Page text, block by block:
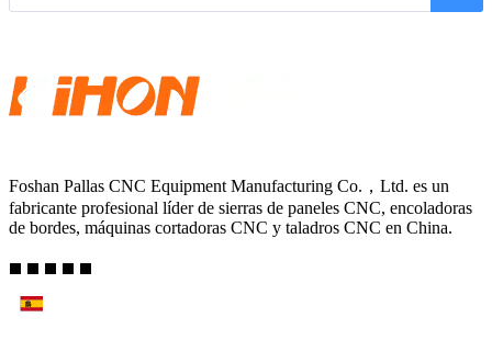
Foshan Pallas CNC Equipment Manufacturing Co.，Ltd. es un
fabricante profesional líder de sierras de paneles CNC, encoladoras
de bordes, máquinas cortadoras CNC y taladros CNC en China.